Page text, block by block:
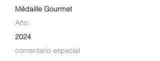
Médaille Gourmet
Año:
2024
comentario especial